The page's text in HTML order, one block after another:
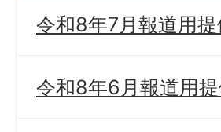
令和8年7月報道用
令和8年6月報道用